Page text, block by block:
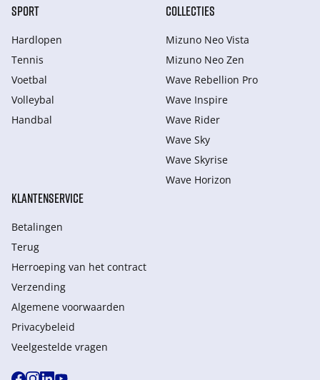
SPORT
Hardlopen
Tennis
Voetbal
Volleybal
Handbal
COLLECTIES
Mizuno Neo Vista
Mizuno Neo Zen
Wave Rebellion Pro
Wave Inspire
Wave Rider
Wave Sky
Wave Skyrise
Wave Horizon
KLANTENSERVICE
Betalingen
Terug
Herroeping van het contract
Verzending
Algemene voorwaarden
Privacybeleid
Veelgestelde vragen